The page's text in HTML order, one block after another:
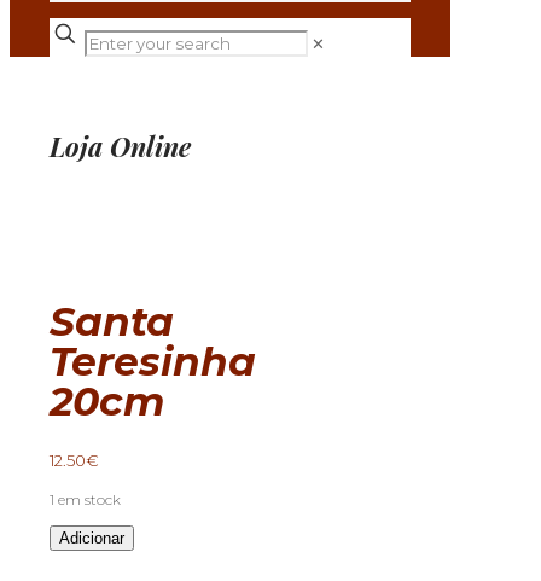
✕
Loja Online
Santa
Teresinha
20cm
12.50€
1 em stock
Quantidade
de
Adicionar